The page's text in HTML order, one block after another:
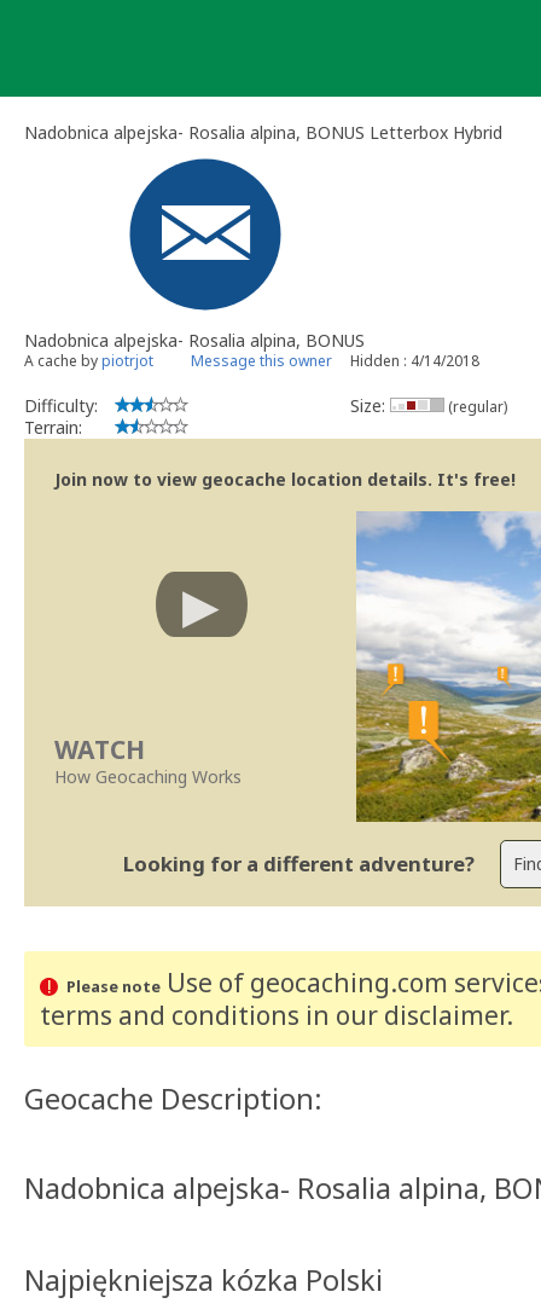
Nadobnica alpejska- Rosalia alpina, BONUS Letterbox Hybrid
Nadobnica alpejska- Rosalia alpina, BONUS
A cache bypiotrjot Message this owner Hidden : 4/14/2018
Difficulty:
Terrain:
Size: (regular)
Join now to view geocache location details. It's free!
WATCH
How Geocaching Works
Looking for a different adventure?
Please noteUse of geocaching.com
terms and conditions in our disclaimer.
Geocache Description:
Nadobnica alpejska- Rosalia alpina,
Najpiękniejsza kózka Polski